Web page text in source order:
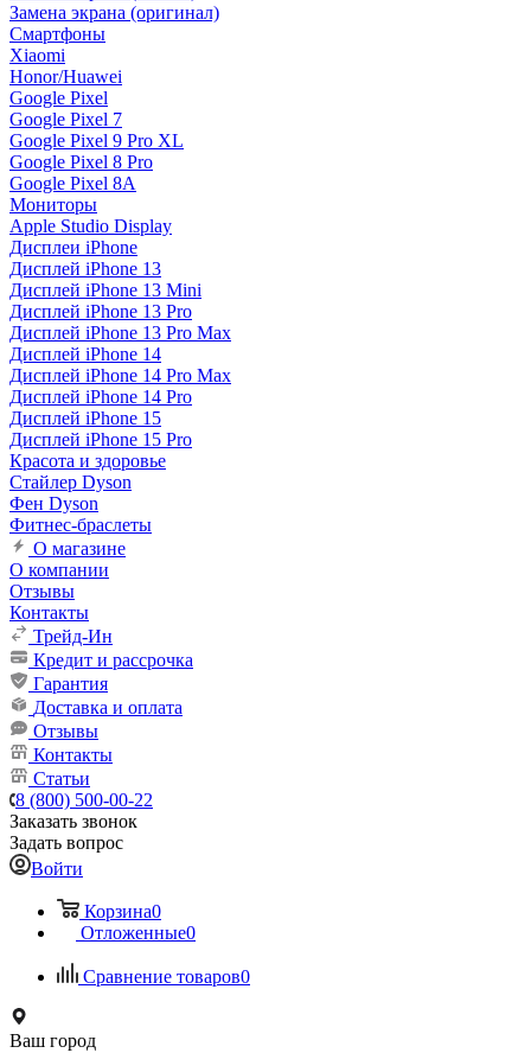
Замена экрана (оригинал)
Смартфоны
Xiaomi
Honor/Huawei
Google Pixel
Google Pixel 7
Google Pixel 9 Pro XL
Google Pixel 8 Pro
Google Pixel 8A
Мониторы
Apple Studio Display
Дисплеи iPhone
Дисплей iPhone 13
Дисплей iPhone 13 Mini
Дисплей iPhone 13 Pro
Дисплей iPhone 13 Pro Max
Дисплей iPhone 14
Дисплей iPhone 14 Pro Max
Дисплей iPhone 14 Pro
Дисплей iPhone 15
Дисплей iPhone 15 Pro
Красота и здоровье
Стайлер Dyson
Фен Dyson
Фитнес-браслеты
О магазине
О компании
Отзывы
Контакты
Трейд-Ин
Кредит и рассрочка
Гарантия
Доставка и оплата
Отзывы
Контакты
Статьи
8 (800) 500-00-22
Заказать звонок
Задать вопрос
Войти
Корзина0
Отложенные0
Сравнение товаров0
Ваш город